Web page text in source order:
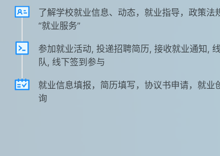
了解学校就业信息、动态，就业指导，政策法
“就业服务”
参加就业活动, 投递招聘简历, 接收就业通知,
队, 线下签到参与
就业信息填报，简历填写，协议书申请，就业
询